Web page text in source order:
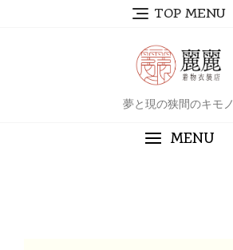
TOP MENU
夢と現の狭間のキモノ
MENU